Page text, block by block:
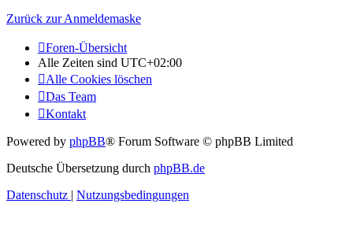
Zurück zur Anmeldemaske
Foren-Übersicht
Alle Zeiten sind UTC+02:00
Alle Cookies löschen
Das Team
Kontakt
Powered by phpBB® Forum Software © phpBB Limited
Deutsche Übersetzung durch phpBB.de
Datenschutz | Nutzungsbedingungen